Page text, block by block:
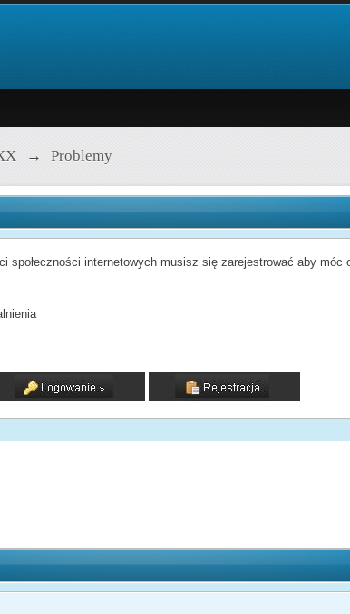
→ Problemy
społeczności internetowych musisz się zarejestrować aby